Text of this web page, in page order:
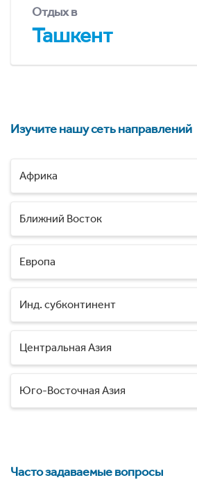
Отдых в
Ташкент
Изучите нашу сеть направлений
Африка
Ближний Восток
Европа
Инд. субконтинент
Центральная Азия
Юго-Восточная Азия
Часто задаваемые вопросы